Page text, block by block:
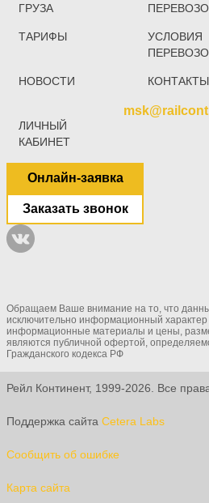
ГРУЗА
ТАРИФЫ
УСЛОВИЯ
НОВОСТИ КОНТАКТЫ
ЛИЧНЫЙ
КАБИНЕТ
Онлайн-заявка
Заказать звонок
Обращаем Ваше внимание на то, что
исключительно информационный характер
информационные материалы и цены,
являются публичной офертой,
Гражданского кодекса РФ
Рейл Континент, 1999-2026. Все
Поддержка сайта Cetera Labs
Сообщить об ошибке
Карта сайта